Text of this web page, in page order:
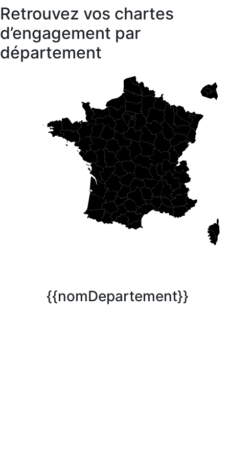
Retrouvez vos chartes
d’engagement par
département
{{nomDepartement}}